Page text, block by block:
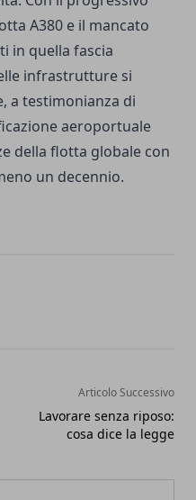
A380 e il mancato
in quella fascia
infrastrutture si
a testimonianza di
aeroportuale
della flotta globale con
un decennio.
Articolo Successivo
Lavorare senza riposo:
cosa dice la legge